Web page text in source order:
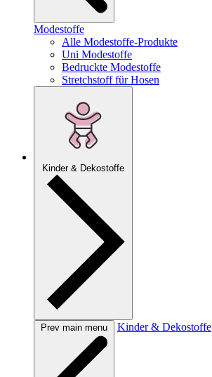
Modestoffe
Alle Modestoffe-Produkte
Uni Modestoffe
Bedruckte Modestoffe
Stretchstoff für Hosen
Kinder & Dekostoffe
Prev main menu Kinder & Dekostoffe